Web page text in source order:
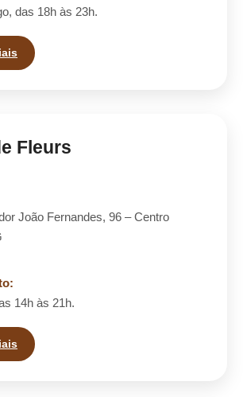
das 18h às 23h.
Fleurs
João Fernandes, 96 – Centro
14h às 21h.